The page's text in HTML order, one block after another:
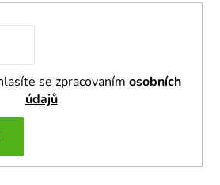
se zpracovaním osobních
údajů